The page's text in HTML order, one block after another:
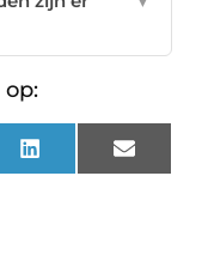
LinkedIn Email